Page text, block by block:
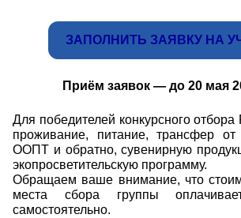
ЗАПОЛНИТЬ ЗАЯВКУ НА
Приём заявок — до 20 мая
Для победителей конкурсного
проживание, питание, трансфер
ООПТ и обратно, сувенирную
экопросветительскую программу.
Обращаем ваше внимание, что
места сбора группы
самостоятельно.